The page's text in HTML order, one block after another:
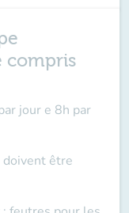
compris
jour e 8h par
doivent être